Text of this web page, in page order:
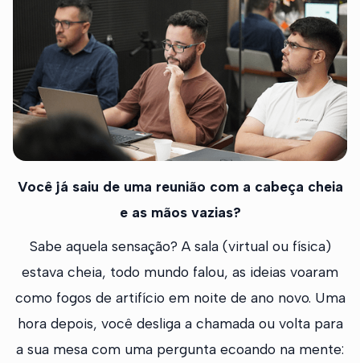
Você já saiu de uma reunião com a cabeça cheia
e as mãos vazias?
Sabe aquela sensação? A sala (virtual ou física)
estava cheia, todo mundo falou, as ideias voaram
como fogos de artifício em noite de ano novo. Uma
hora depois, você desliga a chamada ou volta para
a sua mesa com uma pergunta ecoando na mente: